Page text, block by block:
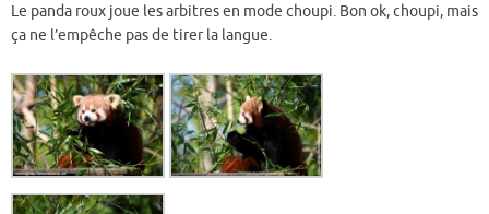
Le panda roux joue les arbitres en mode choupi. Bon ok, choupi, mais
ça ne l’empêche pas de tirer la langue.